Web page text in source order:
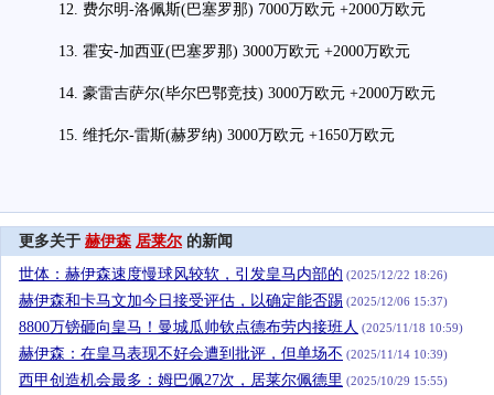
12. 费尔明-洛佩斯(巴塞罗那) 7000万欧元 +2000万欧元
13. 霍安-加西亚(巴塞罗那) 3000万欧元 +2000万欧元
14. 豪雷吉萨尔(毕尔巴鄂竞技) 3000万欧元 +2000万欧元
15. 维托尔-雷斯(赫罗纳) 3000万欧元 +1650万欧元
更多关于 赫伊森 居莱尔的新闻
世体：赫伊森速度慢球风较软，引发皇马内部的 (2025/12/22 18:26)
赫伊森和卡马文加今日接受评估，以确定能否踢 (2025/12/06 15:37)
8800万镑砸向皇马！曼城瓜帅钦点德布劳内接班人 (2025/11/18 10:59)
赫伊森：在皇马表现不好会遭到批评，但单场不 (2025/11/14 10:39)
西甲创造机会最多：姆巴佩27次，居莱尔佩德里 (2025/10/29 15:55)